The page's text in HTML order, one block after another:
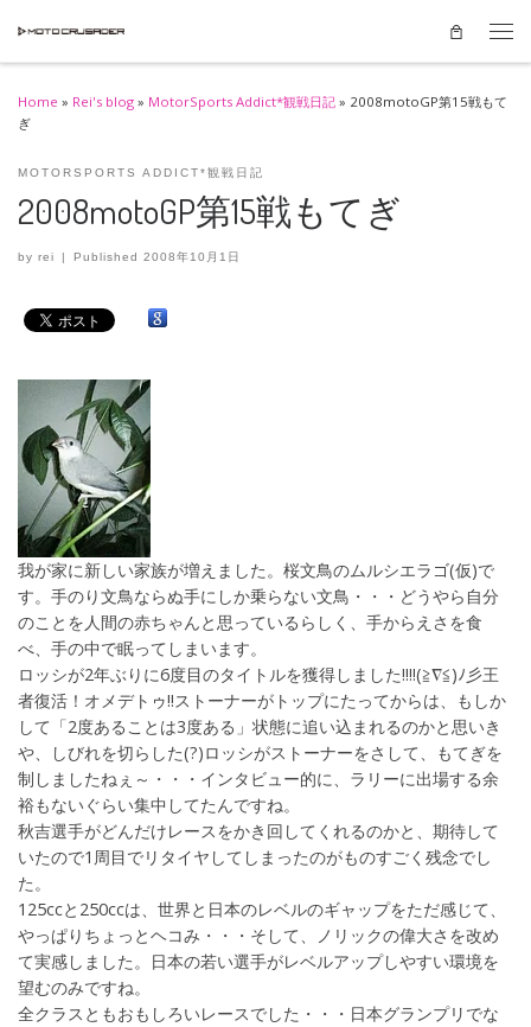
Skip to content
Home » Rei's blog » MotorSports Addict*観戦日記 » 2008motoGP第15戦もて
ぎ
MOTORSPORTS ADDICT*観戦日記
2008motoGP第15戦もてぎ
by rei Published2008年10月1日
我が家に新しい家族が増えました。桜文鳥のムルシエラゴ(仮)で
す。手のり文鳥ならぬ手にしか乗らない文鳥・・・どうやら自分
のことを人間の赤ちゃんと思っているらしく、手からえさを食
べ、手の中で眠ってしまいます。
ロッシが2年ぶりに6度目のタイトルを獲得しました!!!!(≧∇≦)ﾉ彡王
者復活！オメデトゥ!!ストーナーがトップにたってからは、もしか
して「2度あることは3度ある」状態に追い込まれるのかと思いき
や、しびれを切らした(?)ロッシがストーナーをさして、もてぎを
制しましたねぇ～・・・インタビュー的に、ラリーに出場する余
裕もないぐらい集中してたんですね。
秋吉選手がどんだけレースをかき回してくれるのかと、期待して
いたので1周目でリタイヤしてしまったのがものすごく残念でし
た。
125ccと250ccは、世界と日本のレベルのギャップをただ感じて、
やっぱりちょっとヘコみ・・・そして、ノリックの偉大さを改め
て実感しました。日本の若い選手がレベルアップしやすい環境を
望むのみですね。
全クラスともおもしろいレースでした・・・日本グランプリでな